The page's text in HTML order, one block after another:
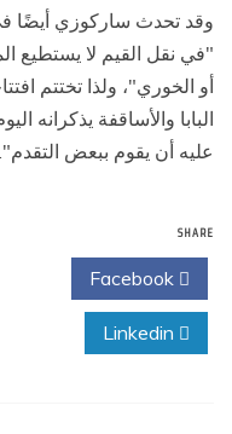
وقد تحدث ساركوزي أيضًا
"في نقل القيم لا يستطيع
أو الخوري"، ولذا تختتم
البابا والأساقفة يذكرانه
عليه أن يقوم ببعض التقدم".
SHARE